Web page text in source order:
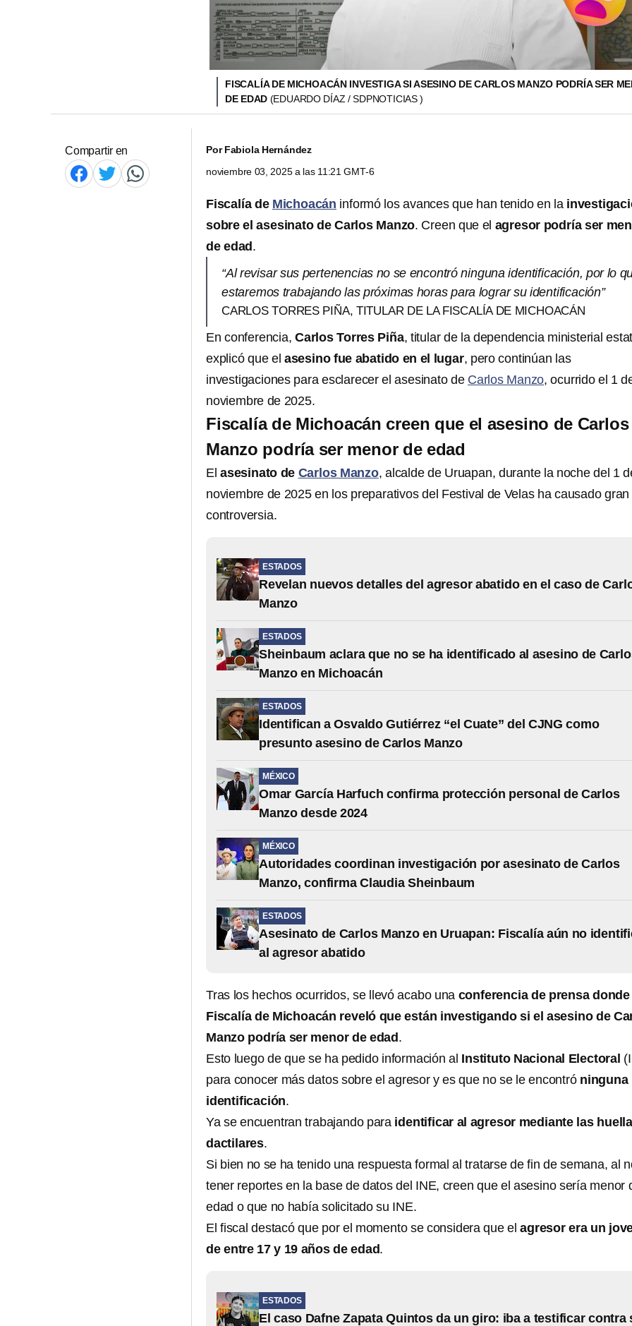
FISCALÍA DE MICHOACÁN INVESTIGA SI ASESINO DE CARLOS MANZO PODRÍA SER
DE EDAD (EDUARDO DÍAZ / SDPNOTICIAS )
Compartir en PorFabiola Hernández
noviembre 03, 2025 a las 11:21 GMT-6
Fiscalía de Michoacán informó los avances que han tenido en la
sobre el asesinato de Carlos Manzo. Creen que el agresor podría ser
de edad .
“Al revisar sus pertenencias no se encontró ninguna identificación, por lo
estaremos trabajando las próximas horas para lograr su identificación”
CARLOS TORRES PIÑA, TITULAR DE LA FISCALÍA DE MICHOACÁN
En conferencia, Carlos Torres Piña, titular de la dependencia ministerial
explicó que el asesino fue abatido en el lugar, pero continúan las
investigaciones para esclarecer el asesinato de Carlos Manzo, ocurrido el 1
noviembre de 2025.
Fiscalía de Michoacán creen que el asesino de Carlos
Manzo podría ser menor de edad
El asesinato de Carlos Manzo, alcalde de Uruapan, durante la noche del 1
noviembre de 2025 en los preparativos del Festival de Velas ha causado gran
controversia.
ESTADOS
Revelan nuevos detalles del agresor abatido en el caso de
Manzo
ESTADOS
Sheinbaum aclara que no se ha identificado al asesino de
Manzo en Michoacán
ESTADOS
Identifican a Osvaldo Gutiérrez “el Cuate” del CJNG como
presunto asesino de Carlos Manzo
MÉXICO
Omar García Harfuch confirma protección personal de Carlos
Manzo desde 2024
MÉXICO
Autoridades coordinan investigación por asesinato de Carlos
Manzo, confirma Claudia Sheinbaum
ESTADOS
Asesinato de Carlos Manzo en Uruapan: Fiscalía aún no
al agresor abatido
Tras los hechos ocurridos, se llevó acabo una conferencia de prensa donde
Fiscalía de Michoacán reveló que están investigando si el asesino de
Manzo podría ser menor de edad .
Esto luego de que se ha pedido información al Instituto Nacional Electoral
para conocer más datos sobre el agresor y es que no se le encontró ninguna
identificación.
Ya se encuentran trabajando para identificar al agresor mediante las
dactilares.
Si bien no se ha tenido una respuesta formal al tratarse de fin de semana, al
tener reportes en la base de datos del INE, creen que el asesino sería menor
edad o que no había solicitado su INE.
El fiscal destacó que por el momento se considera que elagresor era un
de entre 17 y 19 años de edad.
ESTADOS
El caso Dafne Zapata Quintos da un giro: iba a testificar contra